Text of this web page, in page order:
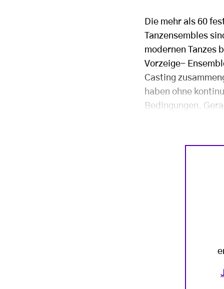
Die mehr als 60
Tanzensembles
modernen Tanzes
Vorzeige-
Casting
haben ohne
Bedingungen.